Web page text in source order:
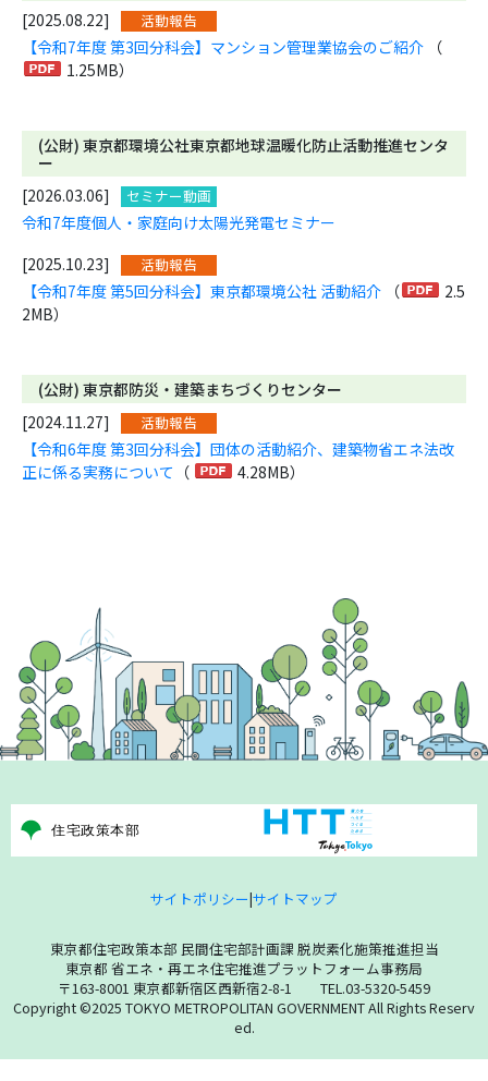
[2025.08.22]
活動報告
【令和7年度 第3回分科会】マンション管理業協会のご紹介 （
1.25MB）
(公財) 東京都環境公社東京都地球温暖化防止活動推進センタ
ー
[2026.03.06]
セミナー動画
令和7年度個人・家庭向け太陽光発電セミナー
[2025.10.23]
活動報告
【令和7年度 第5回分科会】東京都環境公社 活動紹介 （
2.5
2MB）
(公財) 東京都防災・建築まちづくりセンター
[2024.11.27]
活動報告
【令和6年度 第3回分科会】団体の活動紹介、建築物省エネ法改
正に係る実務について （ 4.28MB）
サイトポリシー|サイトマップ
東京都住宅政策本部 民間住宅部計画課 脱炭素化施策推進担当
東京都 省エネ・再エネ住宅推進プラットフォーム事務局
〒163-8001 東京都新宿区西新宿2-8-1 TEL.03-5320-5459
Copyright ©2025 TOKYO METROPOLITAN GOVERNMENT All Rights Reserv
ed.